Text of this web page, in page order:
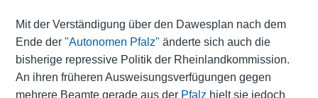
Mit der Verständigung über den Dawesplan nach dem
Ende der "Autonomen Pfalz" änderte sich auch die
bisherige repressive Politik der Rheinlandkommission.
An ihren früheren Ausweisungsverfügungen gegen
mehrere Beamte gerade aus der Pfalz hielt sie jedoch